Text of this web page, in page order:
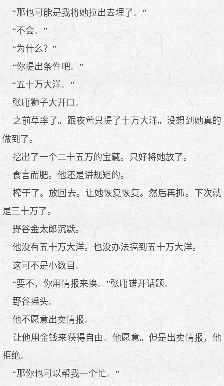
“那也可能是我将她拉出去埋了。”
“不会。”
“为什么？”
“你提出条件吧。”
“五十万大洋。”
张庸狮子大开口。
之前草率了。跟夜莺只提了十万大洋。没想到她真的
做到了。
挖出了一个二十五万的宝藏。只好将她放了。
食言而肥。他还是讲规矩的。
榨干了。放回去。让她恢复恢复。然后再抓。下次就
是三十万了。
野谷金太郎沉默。
他没有五十万大洋。也没办法搞到五十万大洋。
这可不是小数目。
“要不，你用情报来换。”张庸错开话题。
野谷摇头。
他不愿意出卖情报。
让他用金钱来获得自由。他愿意。但是出卖情报，他
拒绝。
“那你也可以帮我一个忙。”